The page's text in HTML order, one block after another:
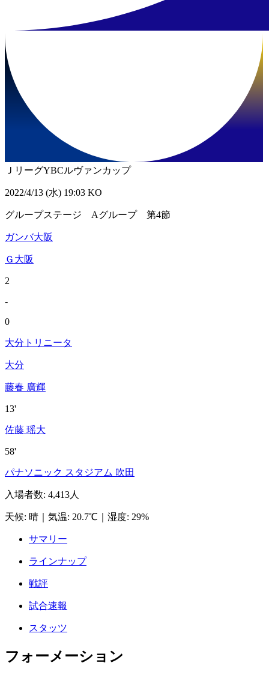
ＪリーグYBCルヴァンカップ
2022/4/13 (水) 19:03 KO
グループステージ Aグループ 第4節
ガンバ大阪
Ｇ大阪
2
-
0
大分トリニータ
大分
藤春 廣輝
13'
佐藤 瑶大
58'
パナソニック スタジアム 吹田
入場者数: 4,413人
天候: 晴 気温: 20.7℃ 湿度: 29%
サマリー
ラインナップ
戦評
試合速報
スタッツ
フォーメーション